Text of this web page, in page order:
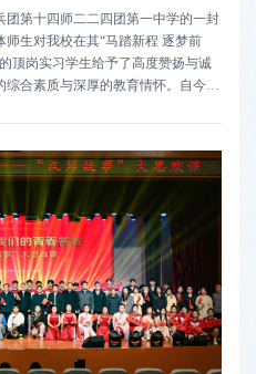
第十四师二二四团第一中学的一封
生对我校在其“马踏新程 逐梦前
顶岗实习学生给予了高度赞扬与诚
合素质与深厚的教育情怀。自今年